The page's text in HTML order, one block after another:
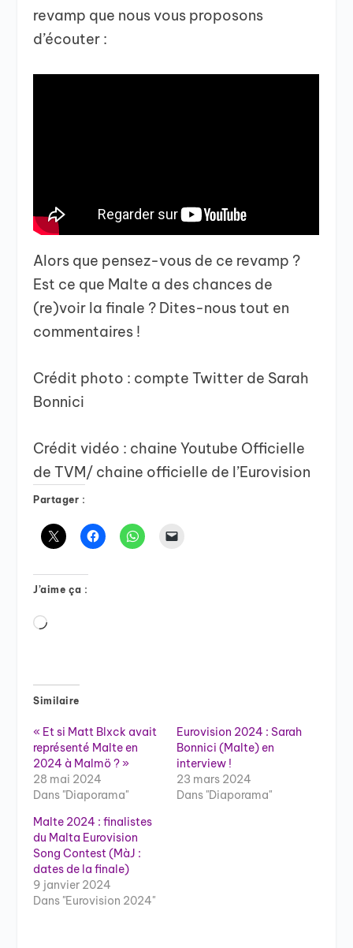
revamp que nous vous proposons
d’écouter :
Alors que pensez-vous de ce revamp ?
Est ce que Malte a des chances de
(re)voir la finale ? Dites-nous tout en
commentaires !
Crédit photo : compte Twitter de Sarah
Bonnici
Crédit vidéo : chaine Youtube Officielle
de TVM/ chaine officielle de l’Eurovision
Partager :
J’aime ça :
Chargement…
Similaire
« Et si Matt Blxck avait
représenté Malte en
2024 à Malmö ? »
28 mai 2024
Dans "Diaporama"
Eurovision 2024 : Sarah
Bonnici (Malte) en
interview !
23 mars 2024
Dans "Diaporama"
Malte 2024 : finalistes
du Malta Eurovision
Song Contest (MàJ :
dates de la finale)
9 janvier 2024
Dans "Eurovision 2024"